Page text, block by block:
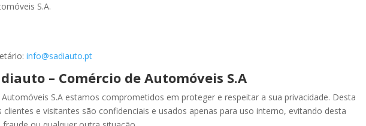
S.A.
info@sadiauto.pt
– Comércio de Automóveis S.A
S.A estamos comprometidos em proteger e respeitar a sua privacidade. Desta
e visitantes são confidenciais e usados apenas para uso interno, evitando desta